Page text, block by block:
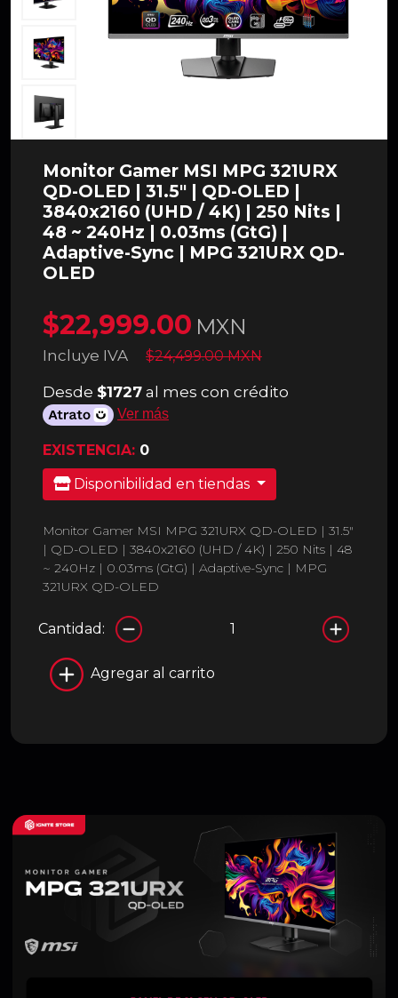
Monitor Gamer MSI MPG 321URX
QD-OLED | 31.5" | QD-OLED |
3840x2160 (UHD / 4K) | 250 Nits |
48 ~ 240Hz | 0.03ms (GtG) |
Adaptive-Sync | MPG 321URX QD-
OLED
$22,999.00 MXN
Incluye IVA $24,499.00 MXN
Desde $1727 al mes con crédito
Ver más
EXISTENCIA: 0
Disponibilidad en tiendas
Monitor Gamer MSI MPG 321URX QD-OLED | 31.5"
| QD-OLED | 3840x2160 (UHD / 4K) | 250 Nits | 48
~ 240Hz | 0.03ms (GtG) | Adaptive-Sync | MPG
321URX QD-OLED
Cantidad:
Agregar al carrito